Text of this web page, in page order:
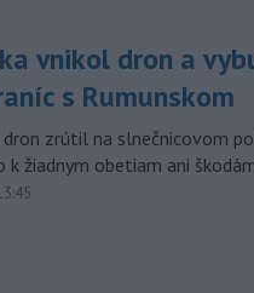
vnikol dron a
s Rumunskom
dron zrútil na slnečnicovom
k žiadnym obetiam ani